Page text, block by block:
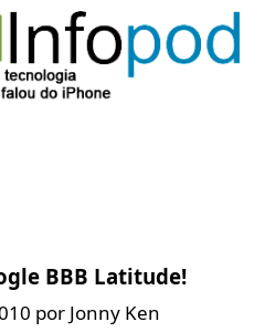
BBB Latitude!
por Jonny Ken